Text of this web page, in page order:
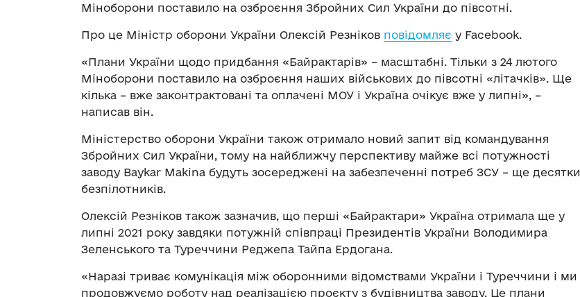
Міноборони поставило на озброєння Збройних Сил України до півсотні.
Про це Міністр оборони України Олексій Резніков повідомляє у Facebook.
«Плани України щодо придбання «Байрактарів» – масштабні. Тільки з 24 лютого
Міноборони поставило на озброєння наших військових до півсотні «літачків». Ще
кілька – вже законтрактовані та оплачені МОУ і Україна очікує вже у липні», –
написав він.
Міністерство оборони України також отримало новий запит від командування
Збройних Сил України, тому на найближчу перспективу майже всі потужності
заводу Baykar Makina будуть зосереджені на забезпеченні потреб ЗСУ – ще десятки
безпілотників.
Олексій Резніков також зазначив, що перші «Байрактари» Україна отримала ще у
липні 2021 року завдяки потужній співпраці Президентів України Володимира
Зеленського та Туреччини Реджепа Тайпа Ердогана.
«Наразі триває комунікація між оборонними відомствами України і Туреччини і ми
продовжуємо роботу над реалізацією проєкту з будівництва заводу. Це плани